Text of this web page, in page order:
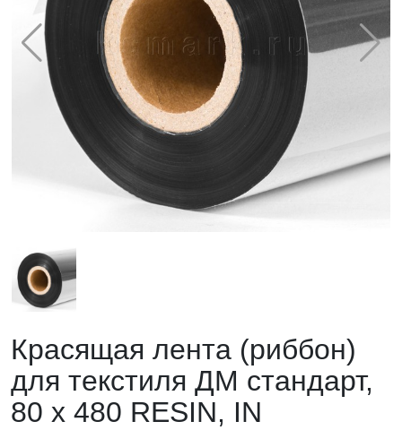
Красящая лента (риббон)
для текстиля ДМ стандарт,
80 х 480 RESIN, IN